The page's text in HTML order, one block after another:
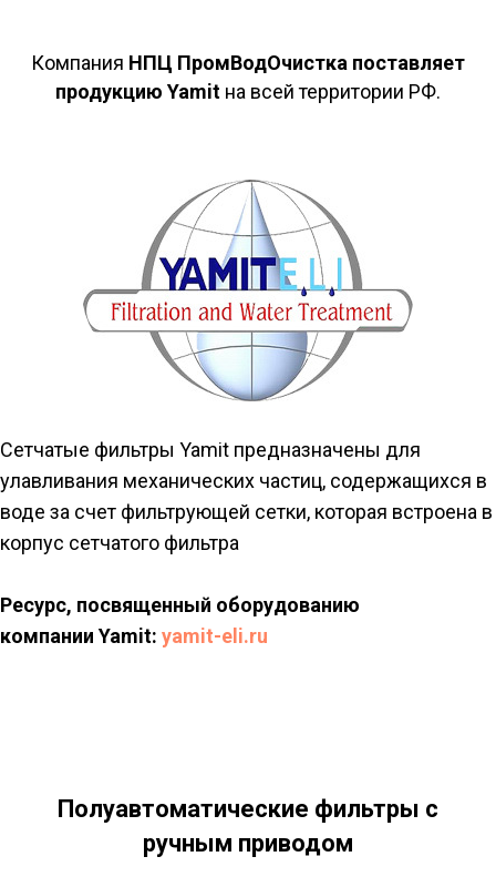
Компания НПЦ ПромВодОчистка поставляет
продукцию Yamit на всей территории РФ.
Сетчатые фильтры Yamit предназначены для
улавливания механических частиц, содержащихся в
воде за счет фильтрующей сетки, которая встроена в
корпус сетчатого фильтра
Ресурс, посвященный оборудованию
компании Yamit: yamit-eli.ru
Полуавтоматические фильтры с
ручным приводом